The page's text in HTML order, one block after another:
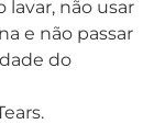
lavar, não usar
e não passar
do